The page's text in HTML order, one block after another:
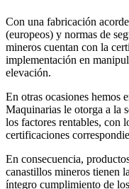
Con una fabricación
(europeos) y normas de
mineros cuentan con la
implementación en
elevación.
En otras ocasiones hemos
Maquinarias le otorga a la
los factores rentables, con
certificaciones
En consecuencia,
canastillos mineros tienen
íntegro cumplimiento de